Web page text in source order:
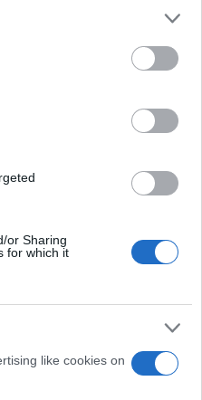
or Sharing
for which it
like cookies on
dos